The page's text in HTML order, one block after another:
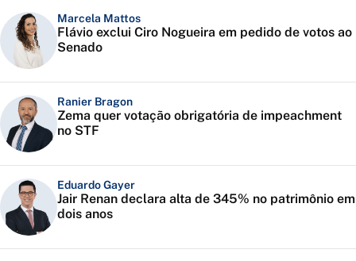
Marcela Mattos
Flávio exclui Ciro Nogueira em pedido de votos ao
Senado
Ranier Bragon
Zema quer votação obrigatória de impeachment
no STF
Eduardo Gayer
Jair Renan declara alta de 345% no patrimônio em
dois anos